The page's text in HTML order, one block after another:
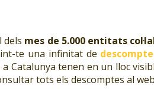
dels mes de 5.000 entitats
te una infinitat de
Catalunya tenen en un lloc
tots els descomptes al